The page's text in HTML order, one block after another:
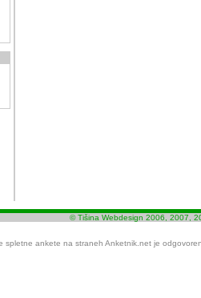
© Tišina Webdesign 2006, 2007,
spletne ankete na straneh Anketnik.net je